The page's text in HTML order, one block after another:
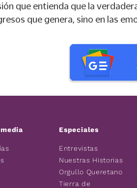
que entienda que la
que genera, sino en las
Especiales
Entrevistas
Nuestras Historias
Orgullo Queretano
Tierra de